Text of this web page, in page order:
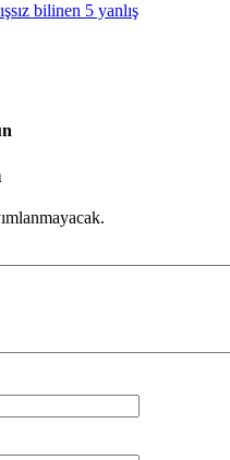
bilinen 5 yanlış